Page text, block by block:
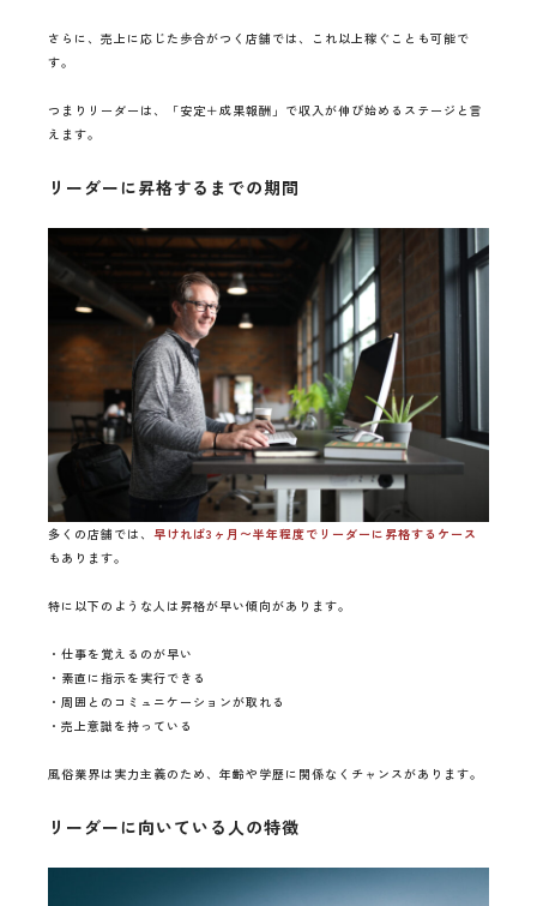
さらに、売上に応じた歩合がつく店舗では、これ以上稼ぐことも可能で
す。
つまりリーダーは、「安定＋成果報酬」で収入が伸び始めるステージと言
えます。
リーダーに昇格するまでの期間
多くの店舗では、早ければ3ヶ月〜半年程度でリーダーに昇格するケース
もあります。
特に以下のような人は昇格が早い傾向があります。
・仕事を覚えるのが早い
・素直に指示を実行できる
・周囲とのコミュニケーションが取れる
・売上意識を持っている
風俗業界は実力主義のため、年齢や学歴に関係なくチャンスがあります。
リーダーに向いている人の特徴